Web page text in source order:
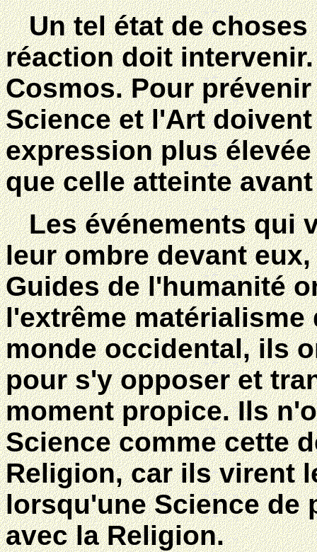
Un tel état de choses
réaction doit
Cosmos. Pour
Science et l'Art
expression plus
que celle atteinte
Les événements qui
leur ombre devant
Guides de l'humanité
l'extrême
monde occidental, ils
pour s'y opposer et
moment propice. Ils
Science comme cette
Religion, car ils virent
lorsqu'une Science de
avec la Religion.